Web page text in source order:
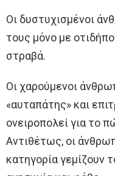
Οι δυστυχισμένοι
τους μόνο με
στραβά.
Οι χαρούμενοι
«αυταπάτης» και
ονειροπολεί για το
Αντιθέτως, οι
κατηγορία γεμίζουν